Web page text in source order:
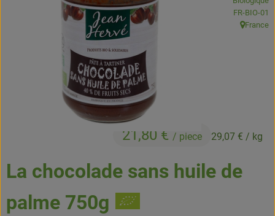
Accessoires et divers
Cosmétique et hygiène
La chocolade sans huile de
palme 750g
21,80 € / piece 29,07 € / kg
, Autorité
FR-BIO-01
, Origine:
France